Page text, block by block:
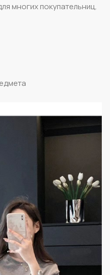
многих покупательниц.